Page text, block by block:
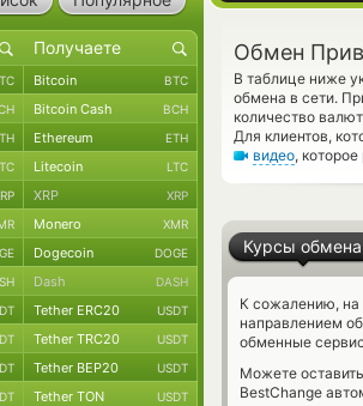
Обмен
В таблице ниже
обмена в сети.
количество
Для клиентов,
видео,
Курсы обмена
К сожалению, на
направлением
обменные
Можете
BestChange
Bitcoin BTC
Bitcoin Cash BCH
Ethereum ETH
Litecoin LTC
XRP XRP
Monero XMR
Dogecoin DOGE
Dash DASH
Tether ERC20 USDT
Tether TRC20 USDT
Tether BEP20 USDT
Tether TON USDT